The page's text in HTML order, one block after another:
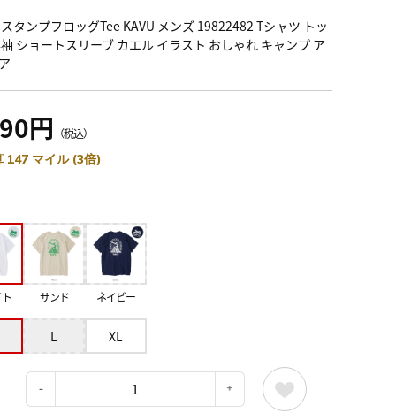
タンプフロッグTee KAVU メンズ 19822482 Tシャツ トッ
ショートスリーブ カエル イラスト おしゃれ キャンプ ア
円 （税込）
147 マイル (3倍)
サンド ネイビー
L XL